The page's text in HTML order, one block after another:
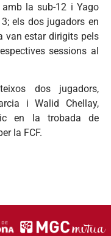
la sub-12 i Yago
els dos jugadors en
van estar dirigits pels
sessions al
dos jugadors,
i Walid Chellay,
en la trobada de
la FCF.